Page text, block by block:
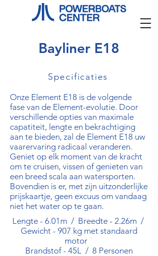
Bayliner E18
Specificaties
Onze Element E18 is de volgende
fase van de Element-evolutie. Door
verschillende opties van maximale
capatiteit, lengte en bekrachtiging
aan te bieden, zal de Element E18 uw
vaarervaring radicaal veranderen.
Geniet op elk moment van de kracht
om te cruisen, vissen of genieten van
een breed scala aan watersporten.
Bovendien is er, met zijn uitzonderlijke
prijskaartje, geen excuus om vandaag
niet het water op te gaan.
Lengte - 6.01m / Breedte - 2.26m /
Gewicht - 907 kg met standaard
motor
Brandstof - 45L / 8 Personen